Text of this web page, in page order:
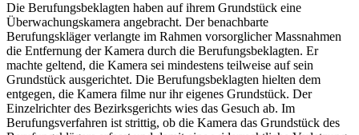
Die Berufungsbeklagten haben auf ihrem Grundstück eine
Überwachungskamera angebracht. Der benachbarte
Berufungskläger verlangte im Rahmen vorsorglicher Massnahmen
die Entfernung der Kamera durch die Berufungsbeklagten. Er
machte geltend, die Kamera sei mindestens teilweise auf sein
Grundstück ausgerichtet. Die Berufungsbeklagten hielten dem
entgegen, die Kamera filme nur ihr eigenes Grundstück. Der
Einzelrichter des Bezirksgerichts wies das Gesuch ab. Im
Berufungsverfahren ist strittig, ob die Kamera das Grundstück des